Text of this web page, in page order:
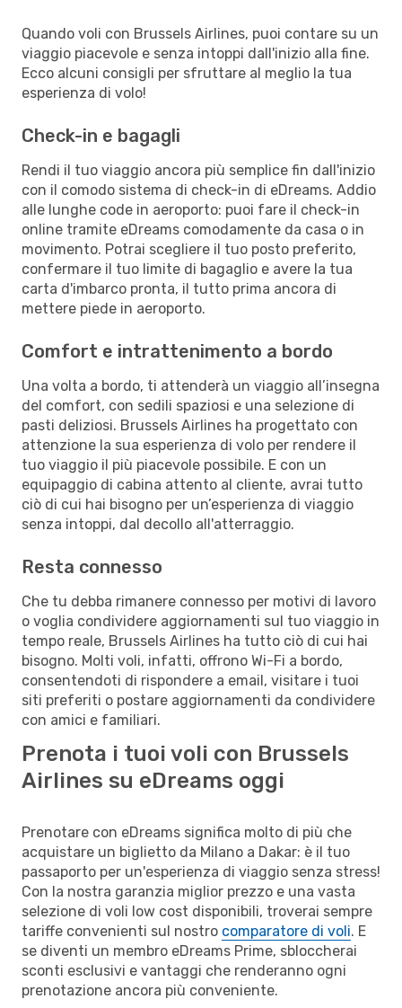
Quando voli con Brussels Airlines, puoi contare su un
viaggio piacevole e senza intoppi dall'inizio alla fine.
Ecco alcuni consigli per sfruttare al meglio la tua
esperienza di volo!
Check-in e bagagli
Rendi il tuo viaggio ancora più semplice fin dall'inizio
con il comodo sistema di check-in di eDreams. Addio
alle lunghe code in aeroporto: puoi fare il check-in
online tramite eDreams comodamente da casa o in
movimento. Potrai scegliere il tuo posto preferito,
confermare il tuo limite di bagaglio e avere la tua
carta d'imbarco pronta, il tutto prima ancora di
mettere piede in aeroporto.
Comfort e intrattenimento a bordo
Una volta a bordo, ti attenderà un viaggio all’insegna
del comfort, con sedili spaziosi e una selezione di
pasti deliziosi. Brussels Airlines ha progettato con
attenzione la sua esperienza di volo per rendere il
tuo viaggio il più piacevole possibile. E con un
equipaggio di cabina attento al cliente, avrai tutto
ciò di cui hai bisogno per un’esperienza di viaggio
senza intoppi, dal decollo all'atterraggio.
Resta connesso
Che tu debba rimanere connesso per motivi di lavoro
o voglia condividere aggiornamenti sul tuo viaggio in
tempo reale, Brussels Airlines ha tutto ciò di cui hai
bisogno. Molti voli, infatti, offrono Wi-Fi a bordo,
consentendoti di rispondere a email, visitare i tuoi
siti preferiti o postare aggiornamenti da condividere
con amici e familiari.
Prenota i tuoi voli con Brussels
Airlines su eDreams oggi
Prenotare con eDreams significa molto di più che
acquistare un biglietto da Milano a Dakar: è il tuo
passaporto per un'esperienza di viaggio senza stress!
Con la nostra garanzia miglior prezzo e una vasta
selezione di voli low cost disponibili, troverai sempre
tariffe convenienti sul nostro comparatore di voli. E
se diventi un membro eDreams Prime, sbloccherai
sconti esclusivi e vantaggi che renderanno ogni
prenotazione ancora più conveniente.